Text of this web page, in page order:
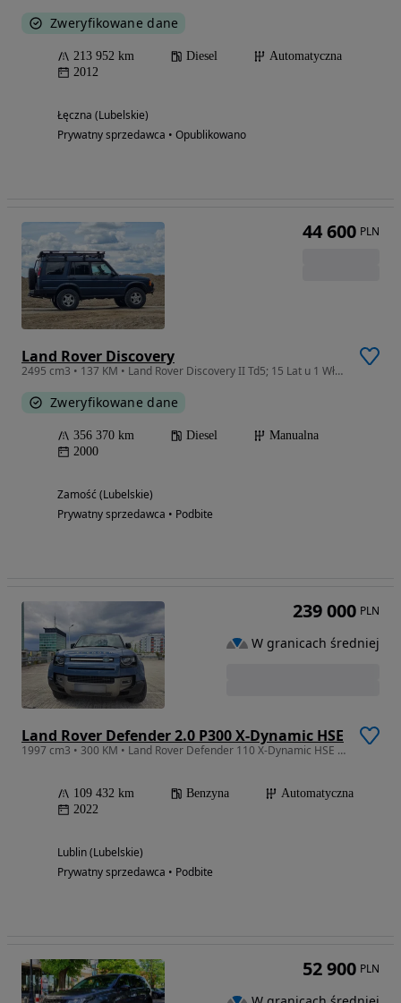
Zweryfikowane dane
213 952 km Diesel
Automatyczna
2012
Łęczna (Lubelskie)
Prywatny sprzedawca • Opublikowano
Land Rover Discovery
2495 cm3 • 137 KM • Land Rover Discovery II Td5; 15 Lat u 1 Właściciela; bardzo zadbany
Zweryfikowane dane
356 370 km Diesel
Manualna
2000
Zamość (Lubelskie)
Prywatny sprzedawca • Podbite
44 600 PLN
Land Rover Defender 2.0 P300 X-Dynamic HSE
1997 cm3 • 300 KM • Land Rover Defender 110 X-Dynamic HSE P300 | Polski salon |
109 432 km Benzyna
Automatyczna
2022
Lublin (Lubelskie)
Prywatny sprzedawca • Podbite
239 000 PLN
W granicach średniej
52 900 PLN